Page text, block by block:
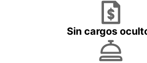
Sin cargos